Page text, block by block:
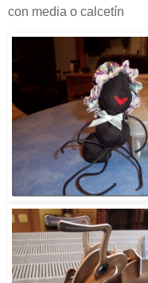
con media o calcetín